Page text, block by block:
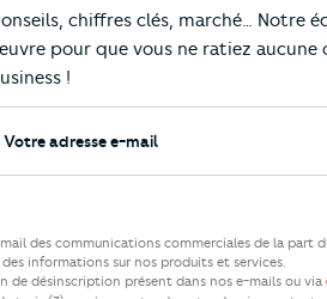
et conseils !
chiffres clés, marché… Notre
pour que vous ne ratiez
!
adresse e-mail
des communications commerciales de la part
informations sur nos produits et services.
désinscription présent dans nos e-mails ou via